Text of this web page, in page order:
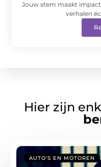
Jouw stem maakt
verhalen
Hier zijn
AUTO'S EN MOTOREN